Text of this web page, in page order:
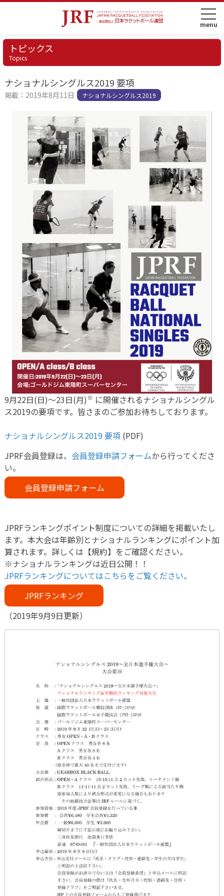
トピックス
Topics
ナショナルシングルス2019 要項
掲載：2019年8月11日 ナショナルシングルス2019
9月22日(日)〜23日(月)※ に開催されるナショナルシングル
ス2019の要項です。皆さまのご参加お待ちしております。
ナショナルシングルス2019 要項 (PDF)
JPRF会員登録は、 会員登録申請フォームから行ってくださ
い。
会員登録申請フォーム
JPRFランキングポイント制度についての詳細を掲載いたし
ます。本大会は年齢別とナショナルランキングにポイント加
算されます。詳しくは【規約】をご確認ください。
※ナショナルランキングは近日公開！！
JPRFランキングについてはこちらをご覧ください。
JPRFランキング
（2019年9月9日更新）